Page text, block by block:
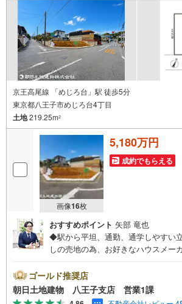
京王高尾線 「めじろ台」駅 徒歩5分
東京都八王子市めじろ台4丁目
土地219.25m2
画像16枚
5,180万円
成約でもらえる
おすすめポイント 矢部 竜也
◆駅から平坦、通勤、通学しやすい
しの売地の為、お好きなハウスメー
にある広々とした66坪の角地※バザー
ベッドや キッズスペースをご用意
なお子様連れでも、安心してご来場
ゴールド推奨店
朝日土地建物 八王子支店 営業1課